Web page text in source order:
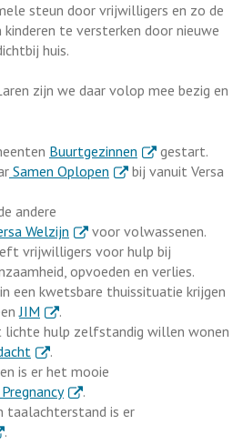
steun door vrijwilligers en zo de
te versterken door nieuwe
huis.
zijn we daar volop mee bezig en
Buurtgezinnen . Externe link
gestart.
Samen Oplopen . Externe link
bij vanuit Versa
andere
Welzijn . Externe link
voor volwassenen.
link
vrijwilligers voor hulp bij
opvoeden en verlies.
een kwetsbare thuissituatie krijgen
JIM . Externe link
.
lichte hulp zelfstandig willen wonen
. Externe link
.
is er het mooie
. Externe link
.
taalachterstand is er
link
.